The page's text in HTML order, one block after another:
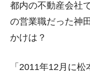
都内の不動産会社
の営業職だった神
かけは？
「2011年12月に